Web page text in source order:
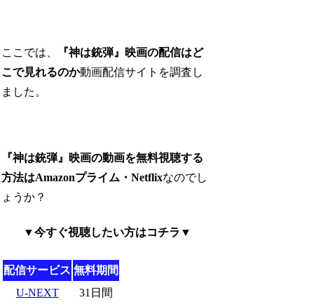
ここでは、
『神は銃弾』映画の配信はど
こで見れるのか動画配信サイトを調査し
ました。
『神は銃弾』映画の動画を無料視聴する
方法はAmazonプライム・Netflixなのでし
ょうか？
▼今すぐ視聴したい方はコチラ▼
配信サービス 無料期間
U-NEXT
31日間